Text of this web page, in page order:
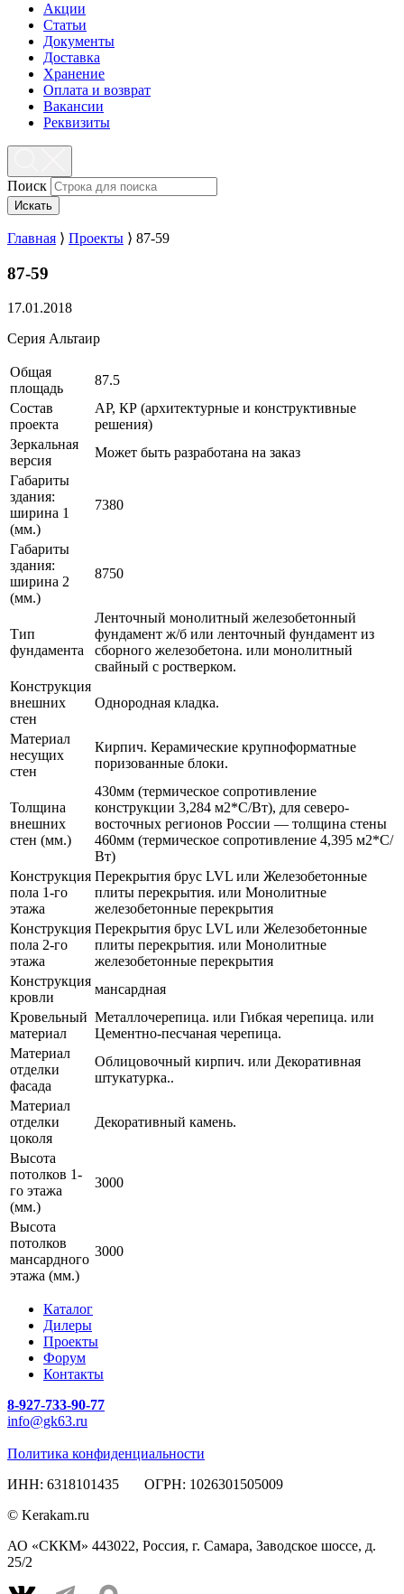
Акции
Статьи
Документы
Доставка
Хранение
Оплата и возврат
Вакансии
Реквизиты
Поиск
Искать
Главная ⟩ Проекты ⟩ 87-59
87-59
17.01.2018
Серия Альтаир
Общая
площадь
87.5
Состав
проекта
АР, КР (архитектурные и конструктивные
решения)
Зеркальная
версия
Может быть разработана на заказ
Габариты
здания:
ширина 1
(мм.)
7380
Габариты
здания:
ширина 2
(мм.)
8750
Тип
фундамента
Ленточный монолитный железобетонный
фундамент ж/б или ленточный фундамент из
сборного железобетона. или монолитный
свайный с ростверком.
Конструкция
внешних
стен
Однородная кладка.
Материал
несущих
стен
Кирпич. Керамические крупноформатные
поризованные блоки.
Толщина
внешних
стен (мм.)
430мм (термическое сопротивление
конструкции 3,284 м2*С/Вт), для северо-
восточных регионов России — толщина стены
460мм (термическое сопротивление 4,395 м2*С/
Вт)
Конструкция
пола 1-го
этажа
Перекрытия брус LVL или Железобетонные
плиты перекрытия. или Монолитные
железобетонные перекрытия
Конструкция
пола 2-го
этажа
Перекрытия брус LVL или Железобетонные
плиты перекрытия. или Монолитные
железобетонные перекрытия
Конструкция
кровли
мансардная
Кровельный
материал
Металлочерепица. или Гибкая черепица. или
Цементно-песчаная черепица.
Материал
отделки
фасада
Облицовочный кирпич. или Декоративная
штукатурка..
Материал
отделки
цоколя
Декоративный камень.
Высота
потолков 1-
го этажа
(мм.)
3000
Высота
потолков
мансардного
этажа (мм.)
3000
Каталог
Дилеры
Проекты
Форум
Контакты
8-927-733-90-77
info@gk63.ru
Политика конфиденциальности
ИНН: 6318101435 ОГРН: 1026301505009
© Kerakam.ru
АО «СККМ» 443022, Россия, г. Самара, Заводское шоссе, д.
25/2